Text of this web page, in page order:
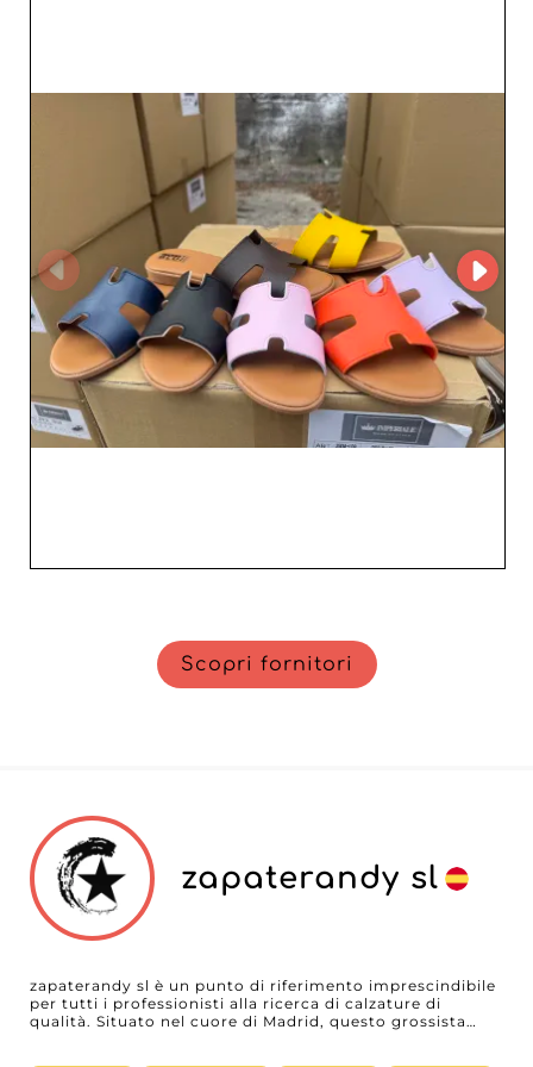
performanti per il tuo negozio. Scegli Imperiale
Calzature come partner per la sua affidabilità, l'ampia
scelta e gli stili all'avanguardia richiesti dal tuo mercato.
Scopri fornitori
zapaterandy sl
zapaterandy sl è un punto di riferimento imprescindibile
per tutti i professionisti alla ricerca di calzature di
qualità. Situato nel cuore di Madrid, questo grossista